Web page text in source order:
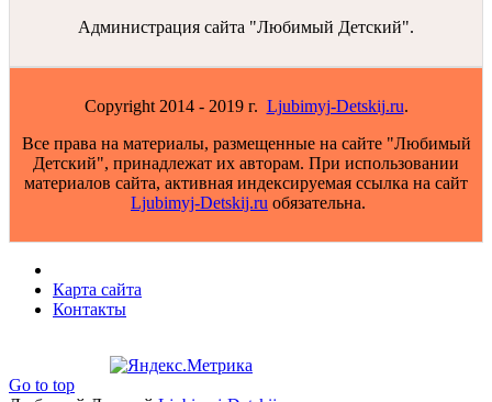
Администрация сайта "Любимый Детский".
Copyright 2014 - 2019 г. Ljubimyj-Detskij.ru.
Все права на материалы, размещенные на сайте "Любимый
Детский", принадлежат их авторам. При использовании
материалов сайта, активная индексируемая ссылка на сайт
Ljubimyj-Detskij.ru обязательна.
Карта сайта
Контакты
Go to top